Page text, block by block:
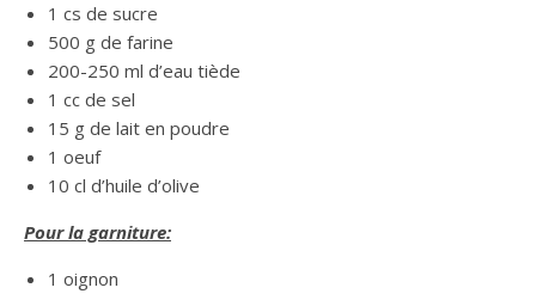
1 cs de sucre
500 g de farine
200-250 ml d’eau tiède
1 cc de sel
15 g de lait en poudre
1 oeuf
10 cl d’huile d’olive
Pour la garniture:
1 oignon